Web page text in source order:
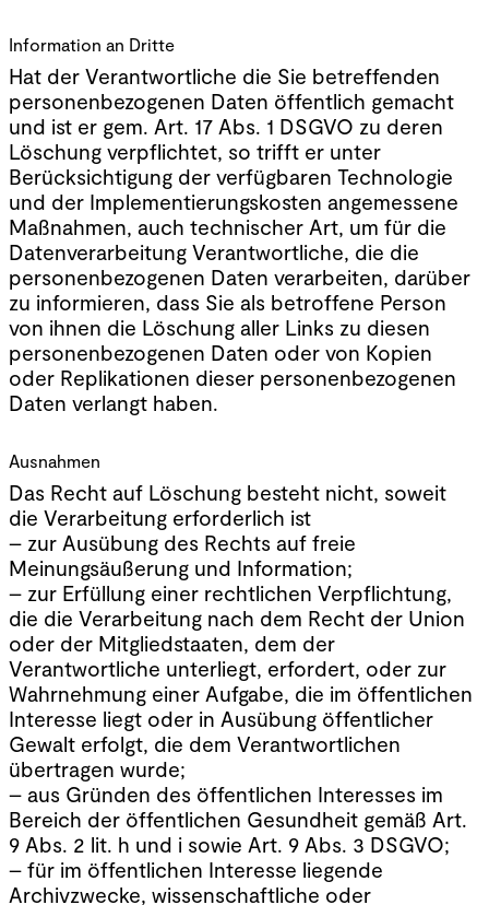
Information an Dritte
Hat der Verantwortliche die Sie betreffenden
personenbezogenen Daten öffentlich gemacht
und ist er gem. Art. 17 Abs. 1 DSGVO zu deren
Löschung verpflichtet, so trifft er unter
Berücksichtigung der verfügbaren Technologie
und der Implementierungskosten angemessene
Maßnahmen, auch technischer Art, um für die
Datenverarbeitung Verantwortliche, die die
personenbezogenen Daten verarbeiten, darüber
zu informieren, dass Sie als betroffene Person
von ihnen die Löschung aller Links zu diesen
personenbezogenen Daten oder von Kopien
oder Replikationen dieser personenbezogenen
Daten verlangt haben.
Ausnahmen
Das Recht auf Löschung besteht nicht, soweit
die Verarbeitung erforderlich ist
– zur Ausübung des Rechts auf freie
Meinungsäußerung und Information;
– zur Erfüllung einer rechtlichen Verpflichtung,
die die Verarbeitung nach dem Recht der Union
oder der Mitgliedstaaten, dem der
Verantwortliche unterliegt, erfordert, oder zur
Wahrnehmung einer Aufgabe, die im öffentlichen
Interesse liegt oder in Ausübung öffentlicher
Gewalt erfolgt, die dem Verantwortlichen
übertragen wurde;
– aus Gründen des öffentlichen Interesses im
Bereich der öffentlichen Gesundheit gemäß Art.
9 Abs. 2 lit. h und i sowie Art. 9 Abs. 3 DSGVO;
– für im öffentlichen Interesse liegende
Archivzwecke, wissenschaftliche oder